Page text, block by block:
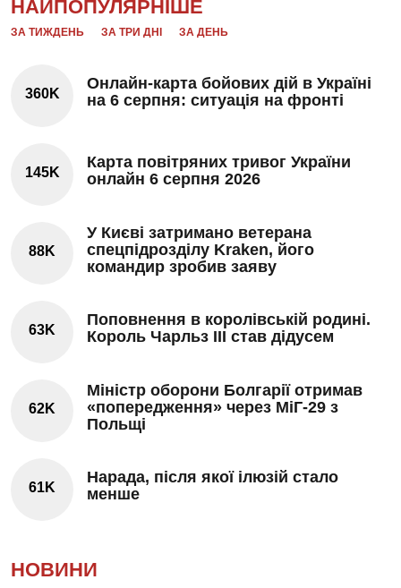
НАЙПОПУЛЯРНІШЕ
ЗА ТИЖДЕНЬ ЗА ТРИ ДНІ ЗА ДЕНЬ
360K
Онлайн-карта бойових дій в Україні
на 6 серпня: ситуація на фронті
145K
Карта повітряних тривог України
онлайн 6 серпня 2026
88K
У Києві затримано ветерана
спецпідрозділу Kraken, його
командир зробив заяву
63K
Поповнення в королівській родині.
Король Чарльз III став дідусем
62K
Міністр оборони Болгарії отримав
«попередження» через МіГ-29 з
Польщі
61K
Нарада, після якої ілюзій стало
менше
НОВИНИ